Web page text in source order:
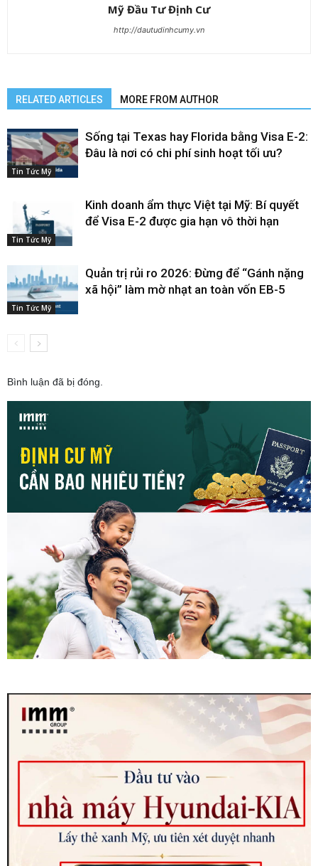
Mỹ Đầu Tư Định Cư
http://dautudinhcumy.vn
RELATED ARTICLES MORE FROM AUTHOR
Tin Tức Mỹ
Sống tại Texas hay Florida bằng Visa E-2:
Đâu là nơi có chi phí sinh hoạt tối ưu?
Tin Tức Mỹ
Kinh doanh ẩm thực Việt tại Mỹ: Bí quyết
để Visa E-2 được gia hạn vô thời hạn
Tin Tức Mỹ
Quản trị rủi ro 2026: Đừng để “Gánh nặng
xã hội” làm mờ nhạt an toàn vốn EB-5
Bình luận đã bị đóng.